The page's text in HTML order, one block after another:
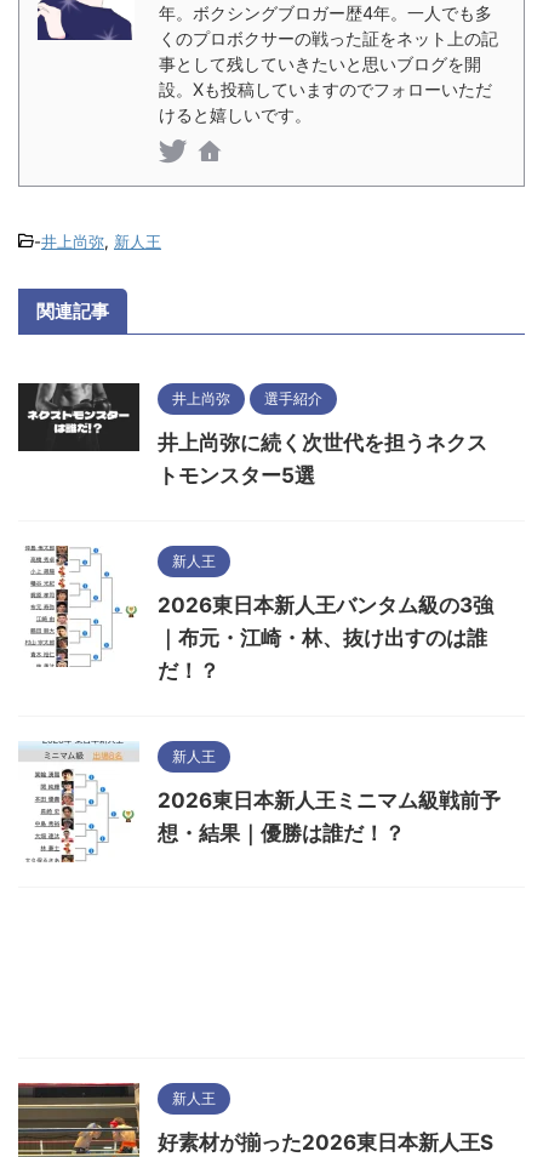
年。ボクシングブロガー歴4年。一人でも多
くのプロボクサーの戦った証をネット上の記
事として残していきたいと思いブログを開
設。Xも投稿していますのでフォローいただ
けると嬉しいです。
-井上尚弥, 新人王
関連記事
井上尚弥 選手紹介
井上尚弥に続く次世代を担うネクス
トモンスター5選
新人王
2026東日本新人王バンタム級の3強
｜布元・江崎・林、抜け出すのは誰
だ！？
新人王
2026東日本新人王ミニマム級戦前予
想・結果｜優勝は誰だ！？
新人王
好素材が揃った2026東日本新人王S